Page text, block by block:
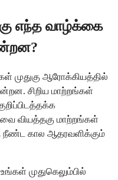
எந்த வாழ்க்கை
முதுகு ஆரோக்கியத்தில்
சிறிய மாற்றங்கள்
வியத்தகு மாற்றங்கள்
நீண்ட கால ஆதரவளிக்கும்
முதுகெலும்பில்